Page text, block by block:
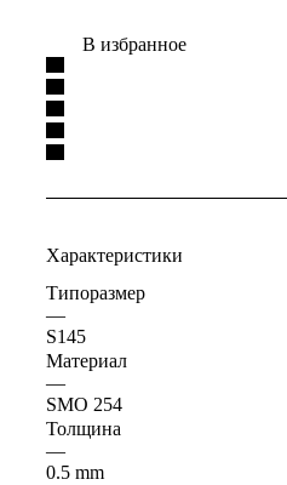
В избранное
Характеристики
Типоразмер
—
S145
Материал
—
SMO 254
Толщина
—
0.5 mm